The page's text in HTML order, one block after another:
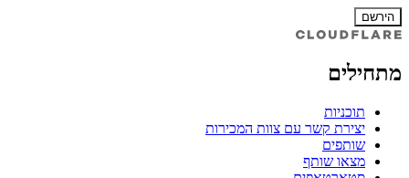
הירשם
מתחילים
תוכניות
יצירת קשר עם צוות המכירות
שותפים
מצאו שותף